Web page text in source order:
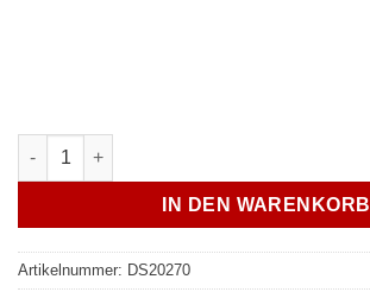
DS20270 - JXB BMW14A0 Menge
IN DEN WARENKORB
Artikelnummer: DS20270